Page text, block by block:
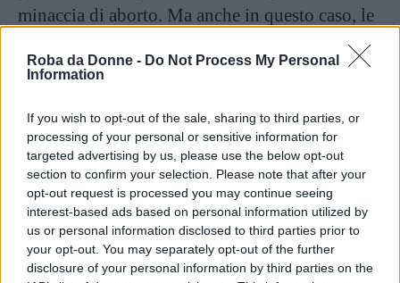
Roba da Donne - Do Not Process My Personal
Information
If you wish to opt-out of the sale, sharing to third parties, or
processing of your personal or sensitive information for
targeted advertising by us, please use the below opt-out
section to confirm your selection. Please note that after your
opt-out request is processed you may continue seeing
interest-based ads based on personal information utilized by
us or personal information disclosed to third parties prior to
your opt-out. You may separately opt-out of the further
disclosure of your personal information by third parties on the
minaccia di aborto. Ma anche in questo caso, le
molto abbondanti, non sono indicatrici di nulla
gestazione, si prepara a nutrire e accogliere il
feto, ad accompagnarlo in un percorso di
crescita, e infine al parto. E le secrezioni
trasparenti rappresentano il modo in cui
l’organismo protegge l’apparato riproduttivo
dalle infezioni.